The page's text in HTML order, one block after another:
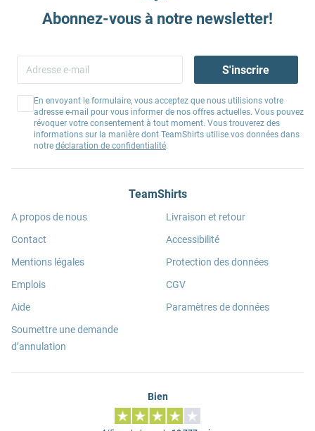
Abonnez-vous à notre newsletter!
S'inscrire
En envoyant le formulaire, vous acceptez que nous utilisions votre
adresse e-mail pour vous informer de nos offres actuelles. Vous pouvez
révoquer votre consentement à tout moment. Vous trouverez des
informations sur la manière dont TeamShirts utilise vos données dans
notre déclaration de confidentialité.
TeamShirts
A propos de nous
Contact
Mentions légales
Emplois
Aide
Soumettre une demande
d’annulation
Livraison et retour
Accessibilité
Protection des données
CGV
Paramètres de données
Bien